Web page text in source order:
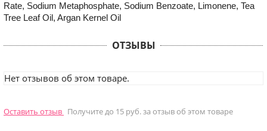
Rate, Sodium Metaphosphate, Sodium Benzoate, Limonene, Tea
Tree Leaf Oil, Argan Kernel Oil
ОТЗЫВЫ
Нет отзывов об этом товаре.
Оставить отзыв Получите до 15 руб. за отзыв об этом товаре